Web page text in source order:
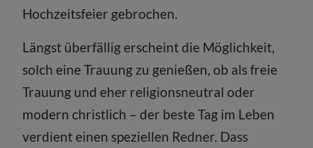
Hochzeitsfeier gebrochen.
Längst überfällig erscheint die Möglichkeit,
solch eine Trauung zu genießen, ob als freie
Trauung und eher religionsneutral oder
modern christlich – der beste Tag im Leben
verdient einen speziellen Redner. Dass